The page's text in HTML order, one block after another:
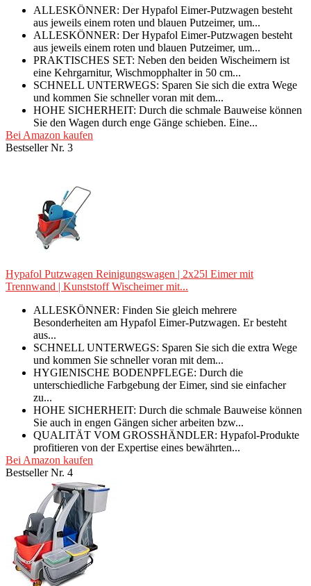
ALLESKÖNNER: Der Hypafol Eimer-Putzwagen besteht
aus jeweils einem roten und blauen Putzeimer, um...
ALLESKÖNNER: Der Hypafol Eimer-Putzwagen besteht
aus jeweils einem roten und blauen Putzeimer, um...
PRAKTISCHES SET: Neben den beiden Wischeimern ist
eine Kehrgarnitur, Wischmopphalter in 50 cm...
SCHNELL UNTERWEGS: Sparen Sie sich die extra Wege
und kommen Sie schneller voran mit dem...
HOHE SICHERHEIT: Durch die schmale Bauweise können
Sie den Wagen durch enge Gänge schieben. Eine...
Bei Amazon kaufen
Bestseller Nr. 3
Hypafol Putzwagen Reinigungswagen | 2x25l Eimer mit
Trennwand | Kunststoff Wischeimer mit...
ALLESKÖNNER: Finden Sie gleich mehrere
Besonderheiten am Hypafol Eimer-Putzwagen. Er besteht
aus...
SCHNELL UNTERWEGS: Sparen Sie sich die extra Wege
und kommen Sie schneller voran mit dem...
HYGIENISCHE BODENPFLEGE: Durch die
unterschiedliche Farbgebung der Eimer, sind sie einfacher
zu...
HOHE SICHERHEIT: Durch die schmale Bauweise können
Sie auch in engen Gängen sicher arbeiten bzw...
QUALITÄT VOM GROSSHÄNDLER: Hypafol-Produkte
profitieren von der Expertise eines bewährten...
Bei Amazon kaufen
Bestseller Nr. 4